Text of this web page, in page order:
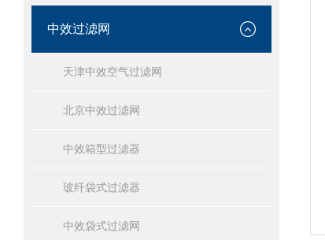
中效过滤网
天津中效空气过滤网
北京中效过滤网
中效箱型过滤器
玻纤袋式过滤器
中效袋式过滤网